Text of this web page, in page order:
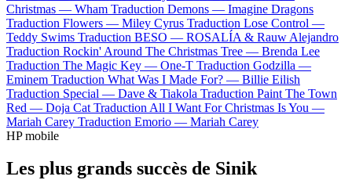
Christmas — Wham Traduction Demons — Imagine Dragons
Traduction Flowers — Miley Cyrus Traduction Lose Control —
Teddy Swims Traduction BESO — ROSALÍA & Rauw Alejandro
Traduction Rockin' Around The Christmas Tree — Brenda Lee
Traduction The Magic Key — One-T Traduction Godzilla —
Eminem Traduction What Was I Made For? — Billie Eilish
Traduction Special — Dave & Tiakola Traduction Paint The Town
Red — Doja Cat Traduction All I Want For Christmas Is You —
Mariah Carey Traduction Emorio — Mariah Carey
HP mobile
Les plus grands succès de Sinik